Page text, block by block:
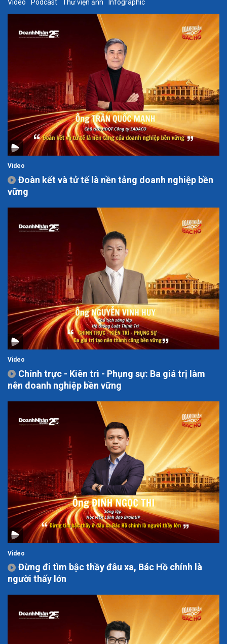
Video Podcast Thư viện ảnh Infographic
Video
Đoàn kết và tử tế là nền tảng doanh nghiệp bền
vững
Video
Chính trực - Kiên trì - Phụng sự: Ba giá trị làm
nên doanh nghiệp bền vững
Video
Đừng đi tìm bậc thầy đâu xa, Bác Hồ chính là
người thấy lớn